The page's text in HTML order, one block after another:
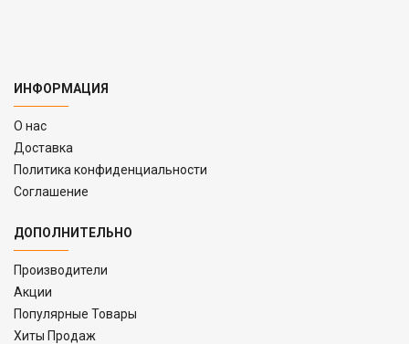
ИНФОРМАЦИЯ
O нас
Доставка
Политика конфиденциальности
Соглашение
ДОПОЛНИТЕЛЬНО
Производители
Акции
Популярные Товары
Хиты Продаж